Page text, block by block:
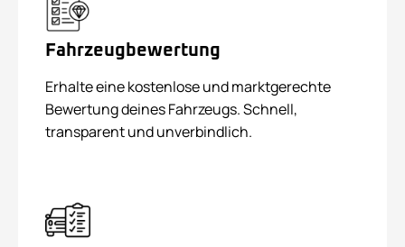
Fahrzeugbewertung
Erhalte eine kostenlose und marktgerechte
Bewertung deines Fahrzeugs. Schnell,
transparent und unverbindlich.